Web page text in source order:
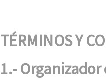
TÉRMINOS Y
1.-